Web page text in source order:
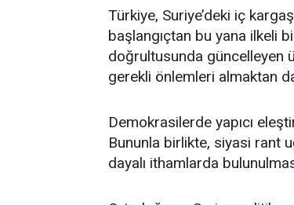
Türkiye, Suriye’deki iç
başlangıçtan bu yana ilkeli
doğrultusunda güncelleyen
gerekli önlemleri almaktan
Demokrasilerde yapıcı
Bununla birlikte, siyasi rant
dayalı ithamlarda